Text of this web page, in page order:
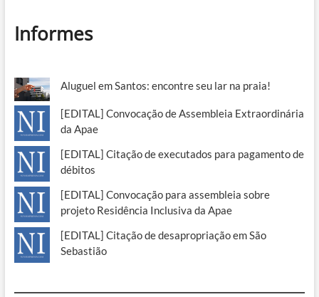
Informes
Aluguel em Santos: encontre seu lar na praia!
[EDITAL] Convocação de Assembleia Extraordinária
da Apae
[EDITAL] Citação de executados para pagamento de
débitos
[EDITAL] Convocação para assembleia sobre
projeto Residência Inclusiva da Apae
[EDITAL] Citação de desapropriação em São
Sebastião